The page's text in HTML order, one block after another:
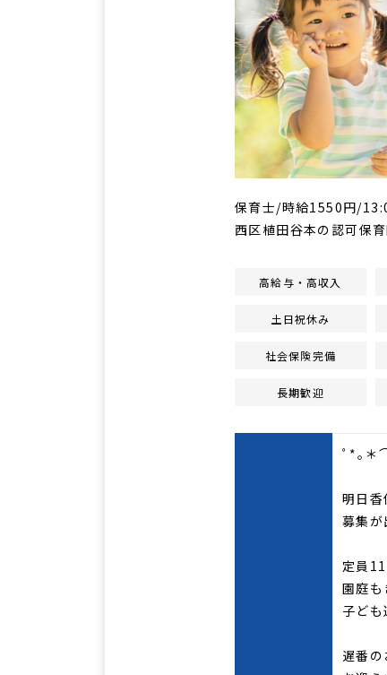
保育士/時給1550円/
西区植田谷本の認可保
高給与・高収入
土日祝休み
社会保険完備
長期歓迎
ﾟ*｡＊
明日香
募集が
定員
園庭も
子ど
遅番の